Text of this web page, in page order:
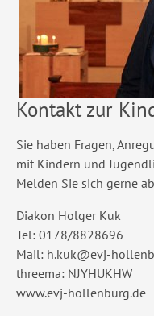
Kontakt zur
Sie haben Fragen,
mit Kindern und
Melden Sie sich gerne
Diakon Holger Kuk
Tel: 0178/8828696
Mail: h.kuk@evj-
threema: NJYHUKHW
www.evj-hollenburg.de